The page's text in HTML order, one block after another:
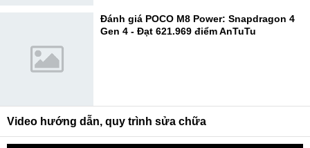
Đánh giá POCO M8 Power: Snapdragon 4
Gen 4 - Đạt 621.969 điểm AnTuTu
Video hướng dẫn, quy trình sửa chữa